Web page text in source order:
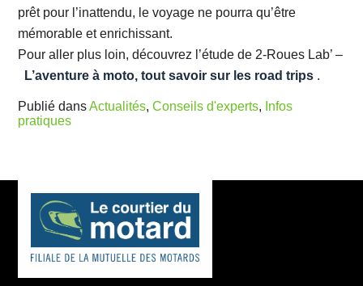
prêt pour l’inattendu, le voyage ne pourra qu’être
mémorable et enrichissant.
Pour aller plus loin, découvrez l’étude de 2-Roues Lab’ –
L’aventure à moto, tout savoir sur les road trips .
Publié dansActualités,Conseils d'experts, Infos
pratiques